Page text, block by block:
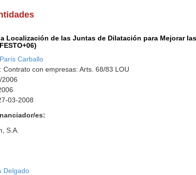
Localización de las Juntas de Dilatación para Mejorar
Carballo
Contrato con empresas: Arts. 68/83 LOU
2006
03-2008
es:
S.A.
Delgado